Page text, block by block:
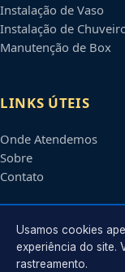
Instalação de Vaso
Instalação de
Manutenção de Box
LINKS ÚTEIS
Onde Atendemos
Sobre
Contato
CONTATO
Atendimento em
Usamos cookies
experiência do site.
rastreamento.